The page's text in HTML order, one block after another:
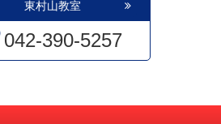
東村山教室
042-390-5257